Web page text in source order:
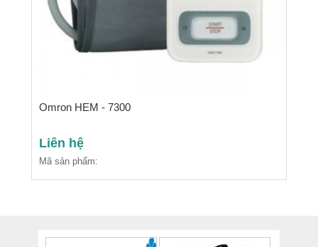
Omron HEM - 7300
Liên hệ
Mã sản phẩm: